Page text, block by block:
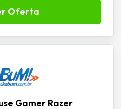
Oferta
Gamer Razer